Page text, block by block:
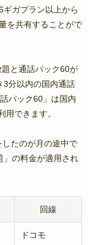
ガプラン以上から
を共有することがで
と通話パック60が
3分以内の国内通話
パック60」は国内
できます。
たのが月の途中で
」の料金が適用され
回線
ドコモ